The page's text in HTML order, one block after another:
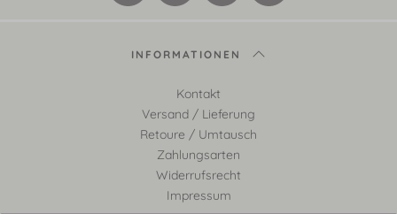
INFORMATIONEN
Kontakt
Versand / Lieferung
Retoure / Umtausch
Zahlungsarten
Widerrufsrecht
Impressum